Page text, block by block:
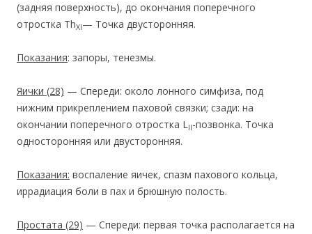
(задняя поверхность), до окончания поперечного
отростка ThXI— Точка двусторонняя.
Показания: запоры, тенезмы.
Яички (28) — Спереди: около лонного симфиза, под
нижним прикреплением паховой связки; сзади: на
окончании поперечного отростка LII-позвонка. Точка
односторонняя или двусторонняя.
Показания: воспаление яичек, спазм пахового кольца,
иррадиация боли в пах и брюшную полость.
Простата (29) — Спереди: первая точка располагается на